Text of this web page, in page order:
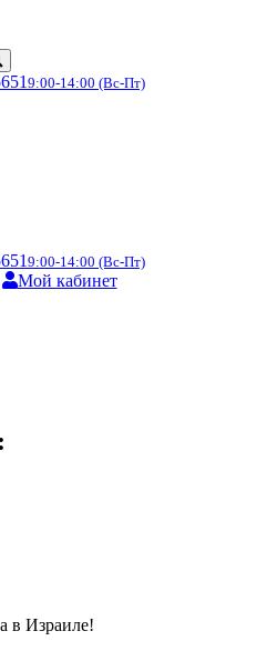
9:00-14:00 (Вс-Пт)
9:00-14:00 (Вс-Пт)
Мой кабинет
в Израиле!